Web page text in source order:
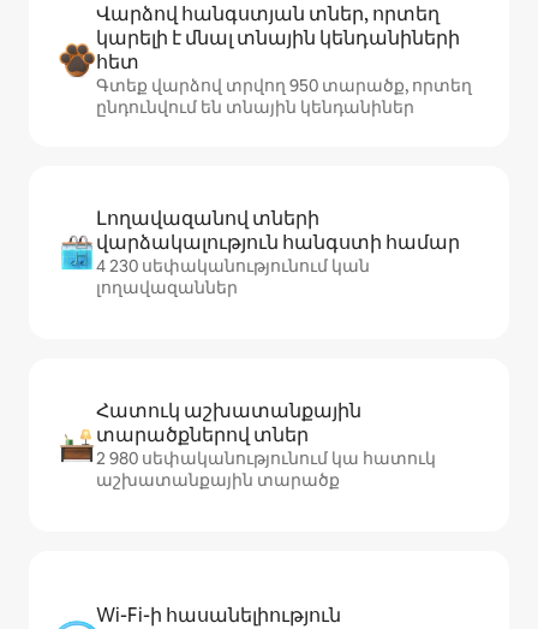
Վարձով հանգստյան տներ, որտեղ
կարելի է մնալ տնային կենդանիների
հետ
Գտեք վարձով տրվող 950 տարածք, որտեղ
ընդունվում են տնային կենդանիներ
Լողավազանով տների
վարձակալություն հանգստի համար
4 230 սեփականությունում կան
լողավազաններ
Հատուկ աշխատանքային
տարածքներով տներ
2 980 սեփականությունում կա հատուկ
աշխատանքային տարածք
Wi-Fi-ի հասանելիություն